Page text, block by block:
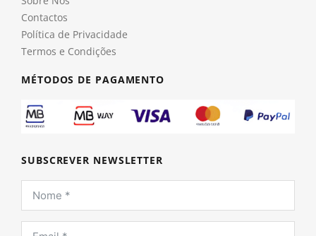
Contactos
Política de Privacidade
Termos e Condições
MÉTODOS DE PAGAMENTO
SUBSCREVER NEWSLETTER